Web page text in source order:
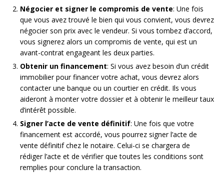
Négocier et signer le compromis de vente: Une fois
que vous avez trouvé le bien qui vous convient, vous devrez
négocier son prix avec le vendeur. Si vous tombez d’accord,
vous signerez alors un compromis de vente, qui est un
avant-contrat engageant les deux parties.
Obtenir un financement: Si vous avez besoin d’un crédit
immobilier pour financer votre achat, vous devrez alors
contacter une banque ou un courtier en crédit. Ils vous
aideront à monter votre dossier et à obtenir le meilleur taux
d’intérêt possible.
Signer l’acte de vente définitif: Une fois que votre
financement est accordé, vous pourrez signer l’acte de
vente définitif chez le notaire. Celui-ci se chargera de
rédiger l’acte et de vérifier que toutes les conditions sont
remplies pour conclure la transaction.